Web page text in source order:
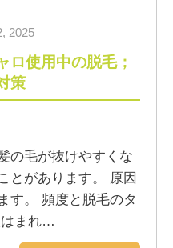
2025
ロ使用中の脱毛；
策
の毛が抜けやすくな
とがあります。 原因
す。 頻度と脱毛のタ
はまれ…